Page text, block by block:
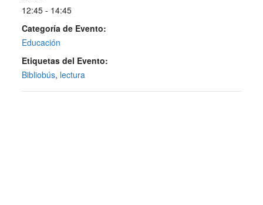
12:45 - 14:45
Categoría de Evento:
Educación
Etiquetas del Evento:
Bibliobús, lectura